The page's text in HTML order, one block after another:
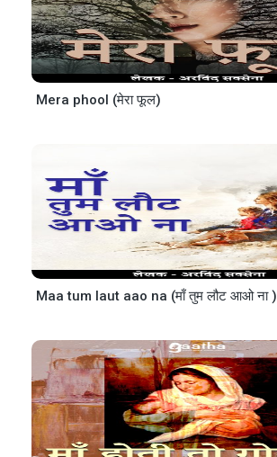
Mera phool (मेरा फूल)
Maa tum laut aao na (माँ तुम लौट आओ ना )